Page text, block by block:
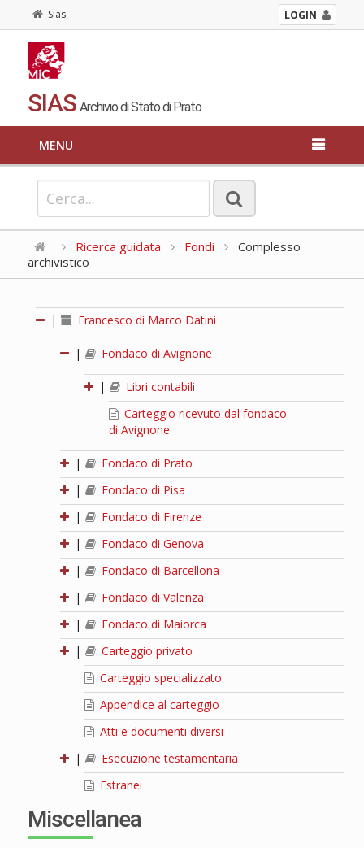
Sias LOGIN
SIAS Archivio di Stato di Prato
MENU
Ricerca guidata Fondi
Complesso
archivistico
| Francesco di Marco Datini
| Fondaco di Avignone
|
Libri contabili
Carteggio ricevuto dal fondaco
di Avignone
|
Fondaco di Prato
|
Fondaco di Pisa
|
Fondaco di Firenze
|
Fondaco di Genova
|
Fondaco di Barcellona
|
Fondaco di Valenza
|
Fondaco di Maiorca
|
Carteggio privato
Carteggio specializzato
Appendice al carteggio
Atti e documenti diversi
|
Esecuzione testamentaria
Estranei
Miscellanea